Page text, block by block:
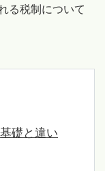
る税制について
礎と違い